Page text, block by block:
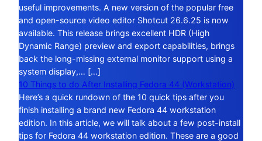
useful improvements. A new version of the popular free
and open-source video editor Shotcut 26.6.25 is now
available. This release brings excellent HDR (High
Dynamic Range) preview and export capabilities, brings
back the long-missing external monitor support using a
system display,… […]
10 Things to do After Installing Fedora 44 (Workstation)
Here’s a quick rundown of the 10 quick tips after you
finish installing a brand new Fedora 44 workstation
edition. In this article, we will talk about a few post-install
tips for Fedora 44 workstation edition. These are a good